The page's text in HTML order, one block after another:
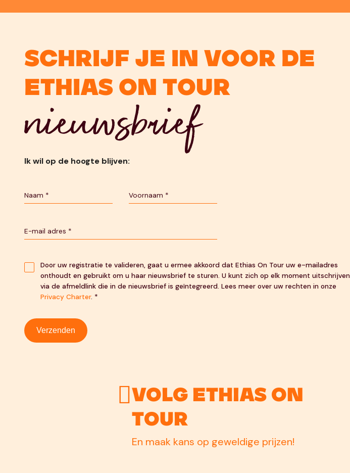
Schrijf je in voor de
Ethias On Tour
nieuwsbrief
Ik wil op de hoogte blijven:
Door uw registratie te valideren, gaat u ermee akkoord dat Ethias On Tour uw e-mailadres
onthoudt en gebruikt om u haar nieuwsbrief te sturen. U kunt zich op elk moment uitschrijven
via de afmeldlink die in de nieuwsbrief is geïntegreerd. Lees meer over uw rechten in onze
Privacy Charter. *
Verzenden
Volg Ethias On
Tour
En maak kans op geweldige prijzen!